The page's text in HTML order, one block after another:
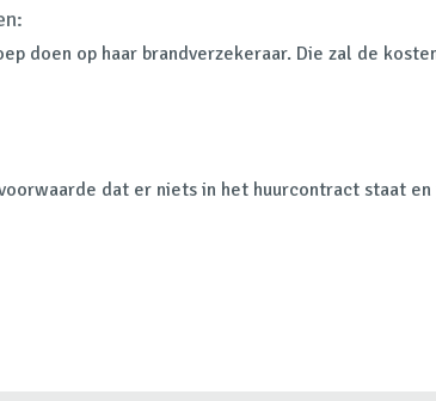
doen op haar brandverzekeraar. Die zal de
dat er niets in het huurcontract staat